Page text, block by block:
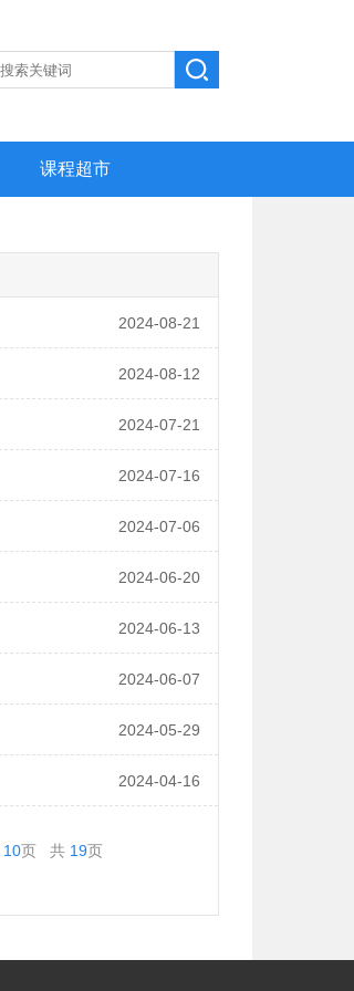
课程超市
2024-08-21
2024-08-12
2024-07-21
2024-07-16
2024-07-06
2024-06-20
2024-06-13
2024-06-07
2024-05-29
2024-04-16
10页 共 19页